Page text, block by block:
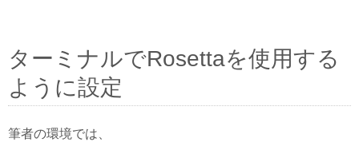
ターミナルでRosettaを使用する
ように設定
筆者の環境では、